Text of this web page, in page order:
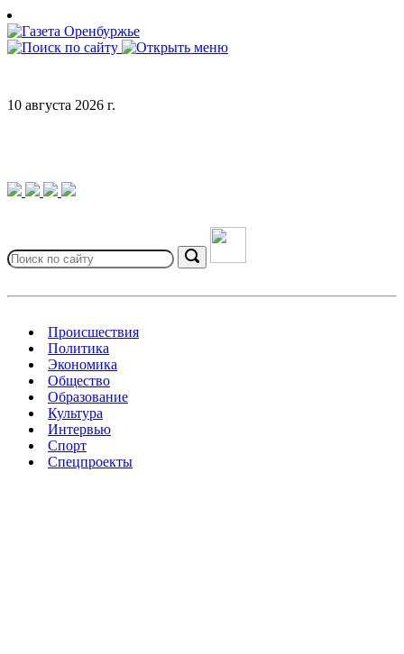
Skip
to
content
10 августа 2026 г.
for:
Search
Происшествия
Политика
Экономика
Общество
Образование
Культура
Интервью
Спорт
Спецпроекты